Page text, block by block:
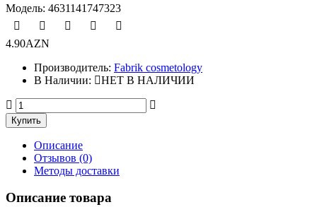
Модель: 4631141747323
4.90AZN
Производитель: Fabrik cosmetology
В Наличии:
НЕТ В НАЛИЧИИ
Описание
Отзывов (0)
Методы доставки
Описание товара